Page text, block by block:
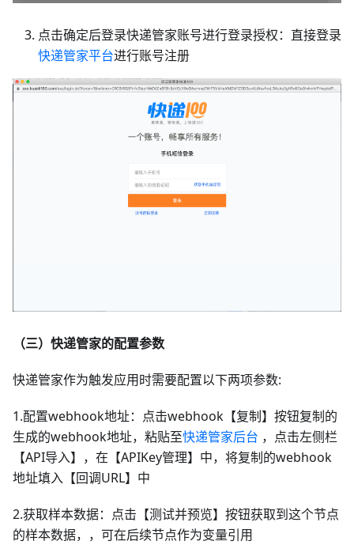
点击确定后登录快递管家账号进行登录授权：直接登录
快递管家平台进行账号注册
（三）快递管家的配置参数
快递管家作为触发应用时需要配置以下两项参数:
1.配置webhook地址：点击webhook【复制】按钮复制的
生成的webhook地址，粘贴至快递管家后台 ，点击左侧栏
【API导入】，在【APIKey管理】中，将复制的webhook
地址填入【回调URL】中
2.获取样本数据：点击【测试并预览】按钮获取到这个节点
的样本数据，，可在后续节点作为变量引用